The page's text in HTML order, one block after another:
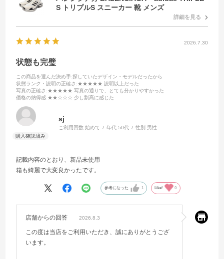
S トリプルS スニーカー 靴 メンズ
詳細を見る
2026.7.30
状態も完璧
この商品を選んだ決め手:探していたデザイン・モデルだったから
状態ランク・説明の正確さ :★★★★★ 説明以上だった
写真の正確さ :★★★★★ 写真の通りで、とても分かりやすかった
価格の納得感:★★☆☆☆ 少し割高に感じた
sj
ご利用回数:始めて 年代:50代 性別:男性
記載内容のとおり、新品未使用
箱も綺麗で大変良かったです。
参考になった 1 Like! 0
店舗からの回答 2026.8.3
この度は当店をご利用いただき、誠にありがとうござ
います。